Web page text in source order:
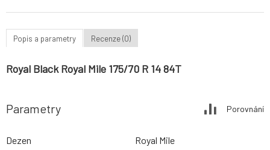
Popis a parametry Recenze (0)
Royal Black Royal Mile 175/70 R 14 84T
Parametry Porovnání
Dezen
Royal Mile